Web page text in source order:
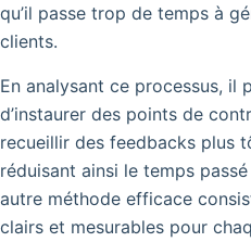
qu’il passe trop de temps à
clients.
En analysant ce processus, il
d’instaurer des points de
recueillir des feedbacks plus
réduisant ainsi le temps
autre méthode efficace
clairs et mesurables pour